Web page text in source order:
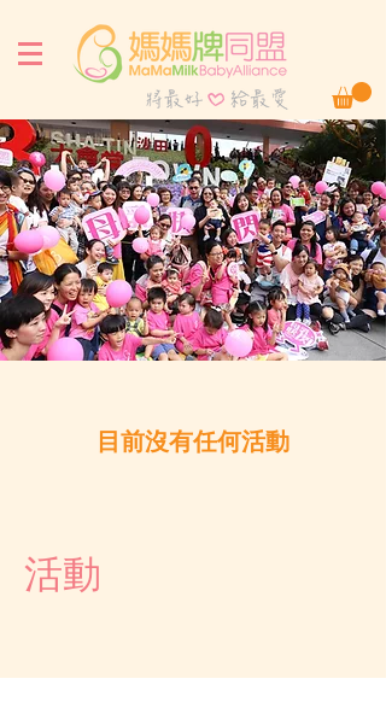
目前沒有任何活動
活動